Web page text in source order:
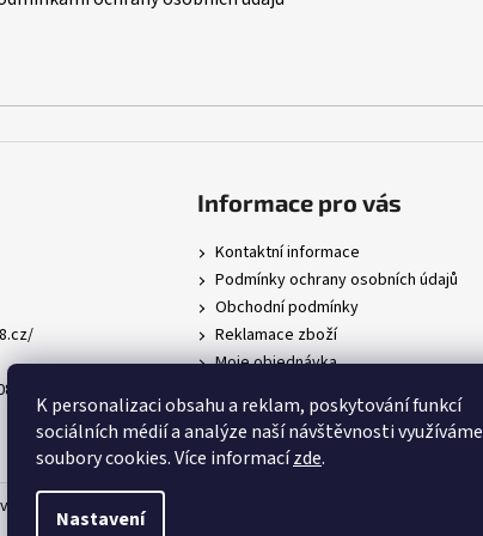
K personalizaci obsahu a reklam, poskytování funkcí
sociálních médií a analýze naší návštěvnosti využíváme
soubory cookies. Více informacízde.
Nastavení
skoleni-lekar
Informace pro vás
Kontaktní informace
Podmínky ochrany osobních údajů
Obchodní podmínky
Reklamace zboží
Moje objednávka
Upravit nastavení cookies